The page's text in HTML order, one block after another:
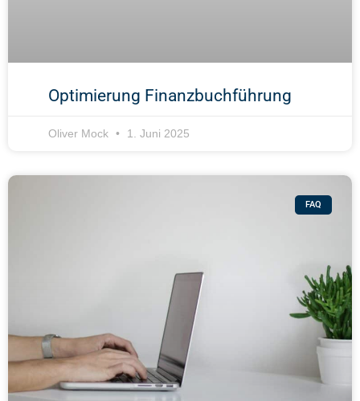
Optimierung Finanzbuchführung
Oliver Mock 1. Juni 2025
FAQ